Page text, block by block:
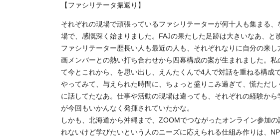
【ファシリテータ振返り】
それぞれの現場で頑張っているファシリテーターが何十人も集まる
場で、感慨深く始まりました。FAJの果たした足跡は大きいなあ、と
ファシリテーター歴長い人も最近の人も、それぞれなりに自分の来
画メンバーとの熱い打ち合わせから四幕構成の案が生まれました。
て今とこれから、を思い出し、えんたくんで4人で対話を重ねる構成
やってみて、与えられた時間に、ちょっと盛りこみ過ぎて、慌ただ
に話してたなあ。仕事や活動の現場は違っても、それぞれの経験か
が今回もいかんなく発揮されていたかな。
しかも、北海道から沖縄まで、ZOOMでつながったオンライン参加
れないけど学びたいという人のニーズに応えられる仕組み作りは、